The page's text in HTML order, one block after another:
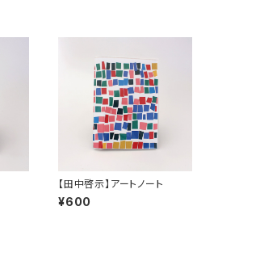
【田中啓示】アートノート
¥600